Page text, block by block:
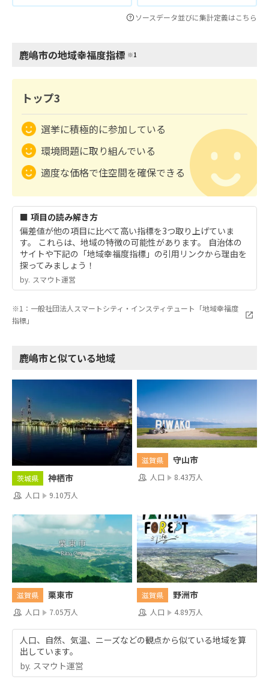
ソースデータ並びに集計定義はこちら
鹿嶋市の地域幸福度指標 ※1
トップ3
選挙に積極的に参加している
環境問題に取り組んでいる
適度な価格で住空間を確保できる
■ 項目の読み解き方
偏差値が他の項目に比べて高い指標を3つ取り上げていま
す。 これらは、地域の特徴の可能性があります。 自治体の
サイトや下記の「地域幸福度指標」の引用リンクから理由を
探ってみましょう！
by.︎ スマウト運営
※1：一般社団法人スマートシティ・インスティテュート「地域幸福度
指標」
鹿嶋市と似ている地域
茨城県 神栖市
人口 9.10万人
滋賀県 守山市
人口 8.43万人
滋賀県 栗東市
人口 7.05万人
滋賀県 野洲市
人口 4.89万人
人口、自然、気温、ニーズなどの観点から似ている地域を算
出しています。
by.︎ スマウト運営